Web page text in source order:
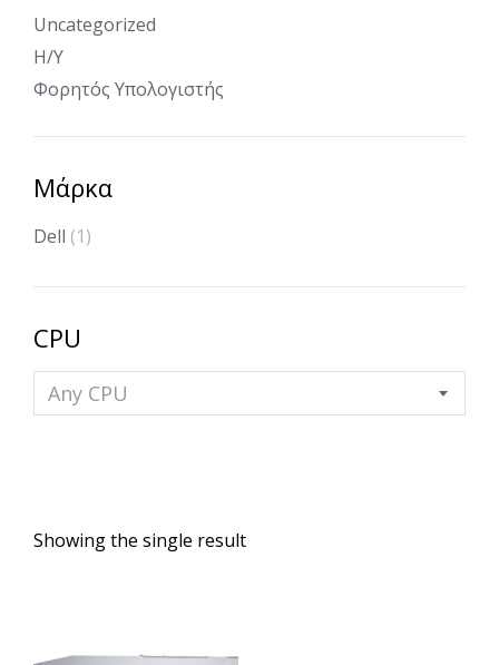
Uncategorized
Η/Υ
Φορητός Υπολογιστής
Μάρκα
Dell (1)
CPU
Any CPU
Showing the single result